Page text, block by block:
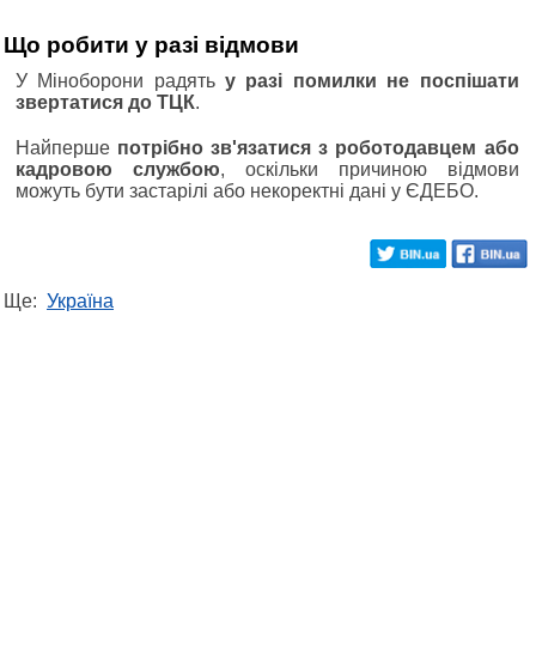
Що робити у разі відмови
У Міноборони радятьу разі помилки не поспішати
звертатися до ТЦК.
Найперше потрібно зв'язатися з роботодавцем або
кадровою службою, оскільки причиною відмови
можуть бути застарілі або некоректні дані у ЄДЕБО.
Ще: Україна